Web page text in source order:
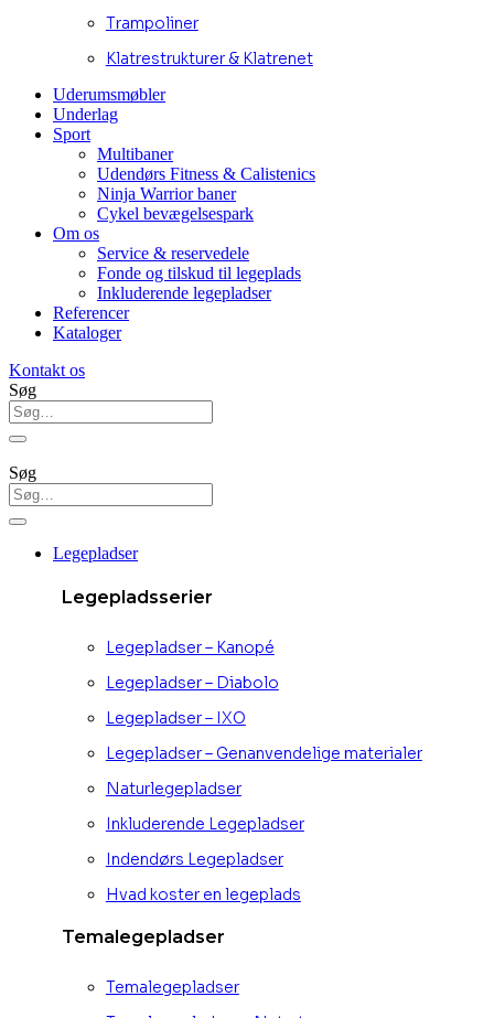
Trampoliner
Klatrestrukturer & Klatrenet
Uderumsmøbler
Underlag
Sport
Multibaner
Udendørs Fitness & Calistenics
Ninja Warrior baner
Cykel bevægelsespark
Om os
Service & reservedele
Fonde og tilskud til legeplads
Inkluderende legepladser
Referencer
Kataloger
Kontakt os
Søg
Søg
Legepladser
Legepladsserier
Legepladser – Kanopé
Legepladser – Diabolo
Legepladser – IXO
Legepladser – Genanvendelige materialer
Naturlegepladser
Inkluderende Legepladser
Indendørs Legepladser
Hvad koster en legeplads
Temalegepladser
Temalegepladser